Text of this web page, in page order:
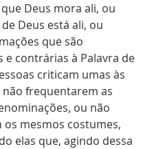
Deus mora ali, ou
Deus está ali, ou
que são
e contrárias à Palavra de
criticam umas às
frequentarem as
ou não
mesmos costumes,
elas que, agindo dessa